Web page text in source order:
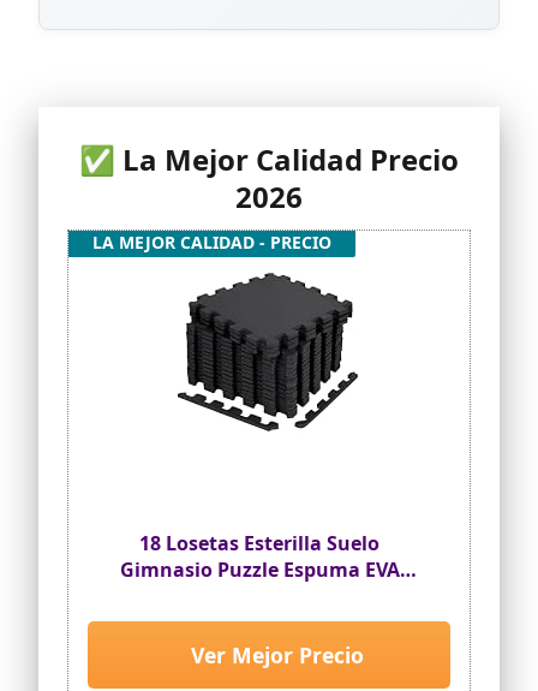
✅ La Mejor Calidad Precio
2026
18 Losetas Esterilla Suelo
Gimnasio Puzzle Espuma EVA
Acolchadas Antideslizantes |
Tatami Modular para Yoga,
Fitness, Juegos Infantiles, Bebé,
Ver Mejor Precio
LA MEJOR CALIDAD - PRECIO